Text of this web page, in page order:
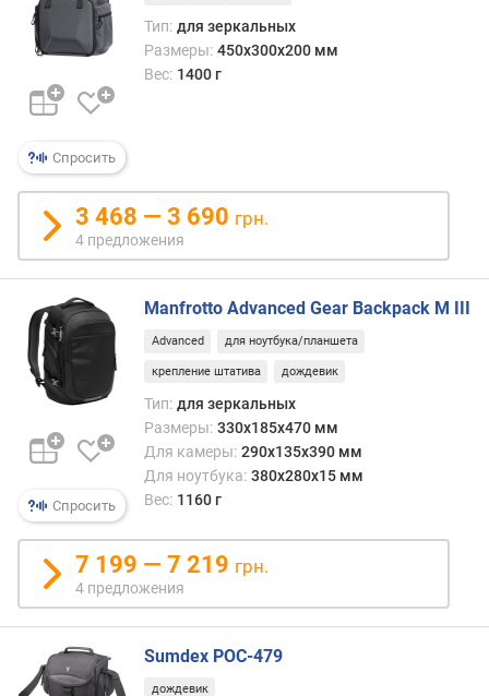
п
о
д
т
е
д
о
б
а
л
е
н
и
я
п
о
л
и
ч
е
с
т
в
Спросить
Тип: для зеркальных
Размеры: 450x300x200 мм
Вес: 1400 г
3 468 — 3 690 грн.
4 предложения
Спросить
Manfrotto Advanced Gear Backpack M III
Advanced для ноутбука/планшета
крепление штатива дождевик
Тип: для зеркальных
Размеры: 330x185x470 мм
Для камеры: 290x135x390 мм
Для ноутбука: 380x280x15 мм
Вес: 1160 г
7 199 — 7 219 грн.
4 предложения
Sumdex POC-479
дождевик